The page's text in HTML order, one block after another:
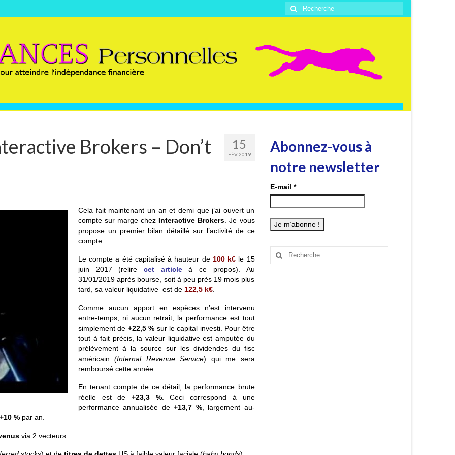
Rechercher
:
15
FÉV 2019
Brokers – Don’t
Cela fait maintenant un an et demi que j’ai ouvert un
compte sur marge chez Interactive Brokers. Je vous
propose un premier bilan détaillé sur l’activité de ce
compte.
Le compte a été capitalisé à hauteur de100 k€ le 15
juin 2017 (relirecet articleà ce propos). Au
31/01/2019 après bourse, soit à peu près 19 mois plus
tard, sa valeur liquidative est de 122,5 k€.
Comme aucun apport en espèces n’est intervenu
entre-temps, ni aucun retrait, la performance est tout
simplement de +22,5 % sur le capital investi. Pour être
tout à fait précis, la valeur liquidative est amputée du
prélèvement à la source sur les dividendes du fisc
américain(Internal Revenue Service) qui me sera
remboursé cette année.
En tenant compte de ce détail, la performance brute
réelle est de+23,3 %. Ceci correspond à une
performance annualisée de+13,7 %, largement au-
+10 % par an.
via 2 vecteurs :
Abonnez-vous à
notre newsletter
E-mail *
Rechercher